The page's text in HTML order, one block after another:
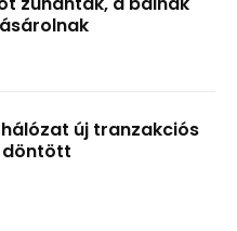
hálózat új tranzakciós